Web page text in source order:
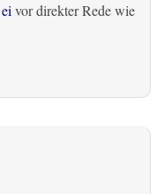
ei vor direkter Rede wie